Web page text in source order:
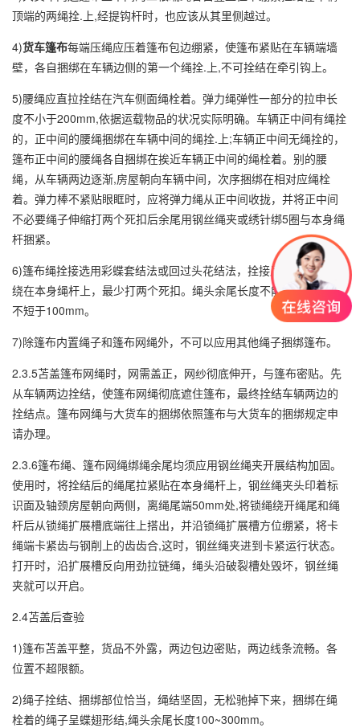
顶端的两绳拴.上,经提钩杆时，也应该从其里侧越过。
4)货车篷布每端压绳应压着篷布包边绷紧，使篷布紧贴在车辆端墙
壁，各自捆绑在车辆边侧的第一个绳拴.上,不可拴结在牵引钩上。
5)腰绳应直拉拴结在汽车侧面绳栓着。弹力绳弹性一部分的拉申长
度不小于200mm,依据运载物品的状况实际明确。车辆正中间有绳拴
的，正中间的腰绳捆绑在车辆中间的绳拴.上;车辆正中间无绳拴的，
篷布正中间的腰绳各自捆绑在挨近车辆正中间的绳栓着。别的腰
绳，从车辆两边逐渐,房屋朝向车辆中间，次序捆绑在相对应绳栓
着。弹力棒不紧贴眼眶时，应将弹力绳从正中间收拢，并将正中间
不必要绳子伸缩打两个死扣后余尾用钢丝绳夹或绣针绑5圈与本身绳
杆捆紧。
6)篷布绳拴接选用彩蝶套结法或回过头花结法，拴接后的绳头，应
绕在本身绳杆上，最少打两个死扣。绳头余尾长度不能超过300mm,
不短于100mm。
7)除篷布内置绳子和篷布网绳外，不可以应用其他绳子捆绑篷布。
2.3.5苫盖篷布网绳时，网需盖正，网纱彻底伸开，与篷布密贴。先
从车辆两边拴结，使篷布网绳彻底遮住篷布，最终拴结车辆两边的
拴结点。篷布网绳与大货车的捆绑依照篷布与大货车的捆绑规定申
请办理。
2.3.6篷布绳、篷布网绳绑绳余尾均须应用钢丝绳夹开展结构加固。
使用时，将拴结后的绳尾拉紧贴在本身绳杆上，钢丝绳夹头印着标
识面及轴颈房屋朝向两侧，离绳尾端50mm处,将锁绳绕开绳尾和绳
杆后从锁绳扩展槽底端往上搭出，并沿锁绳扩展槽方位绷紧，将卡
绳端卡紧齿与钢削上的齿齿合,这时，钢丝绳夹进到卡紧运行状态。
打开时，沿扩展槽反向用劲拉链绳，绳头沿破裂槽处毁坏，钢丝绳
夹就可以开启。
2.4苫盖后查验
1)篷布苫盖平整，货品不外露，两边包边密贴，两边线条流畅。各
位置不超限额。
2)绳子拴结、捆绑部位恰当，绳结坚固，无松驰掉下来，捆绑在绳
栓着的绳子呈蝶翅形结,绳头余尾长度100~300mm。